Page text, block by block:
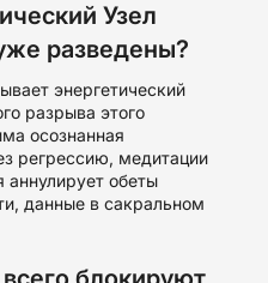
Узел
разведены?
энергетический
разрыва этого
осознанная
регрессию, медитации
аннулирует обеты
данные в сакральном